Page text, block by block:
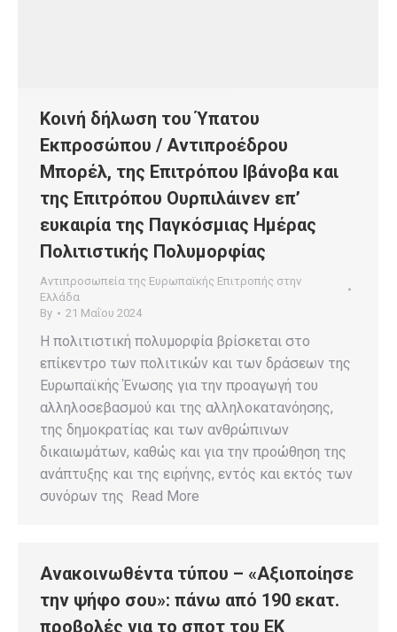
Κοινή δήλωση του Ύπατου
Εκπροσώπου / Αντιπροέδρου
Μπορέλ, της Επιτρόπου Ιβάνοβα και
της Eπιτρόπου Ουρπιλάινεν επ’
ευκαιρία της Παγκόσμιας Ημέρας
Πολιτιστικής Πολυμορφίας
Αντιπροσωπεία της Ευρωπαϊκής Επιτροπής στην
Ελλάδα
By
21 Μαΐου 2024
Η πολιτιστική πολυμορφία βρίσκεται στο
επίκεντρο των πολιτικών και των δράσεων της
Ευρωπαϊκής Ένωσης για την προαγωγή του
αλληλοσεβασμού και της αλληλοκατανόησης,
της δημοκρατίας και των ανθρώπινων
δικαιωμάτων, καθώς και για την προώθηση της
ανάπτυξης και της ειρήνης, εντός και εκτός των
συνόρων της Read More
Ανακοινωθέντα τύπου – «Αξιοποίησε
την ψήφο σου»: πάνω από 190 εκατ.
προβολές για το σποτ του ΕΚ